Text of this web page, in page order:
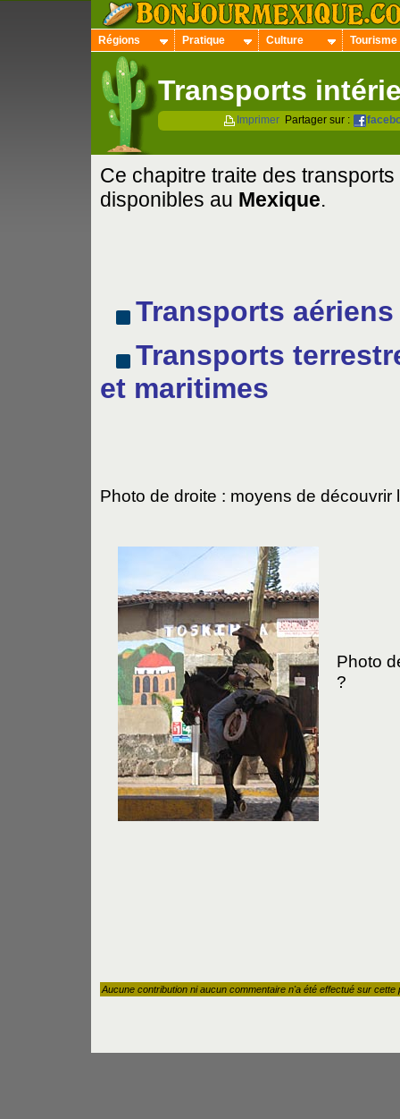
Régions Pratique Culture Tourisme
Transports
Imprimer Partager sur :
Ce chapitre traite des
disponibles au Mexique.
Transports aériens
Transports
et maritimes
Photo de droite : moyens de découvrir
Photo
?
Aucune contribution ni aucun commentaire n'a été effectué sur cette